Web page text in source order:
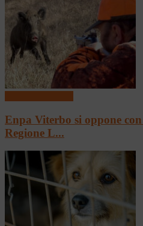
Enpa Viterbo si oppone
Regione L...